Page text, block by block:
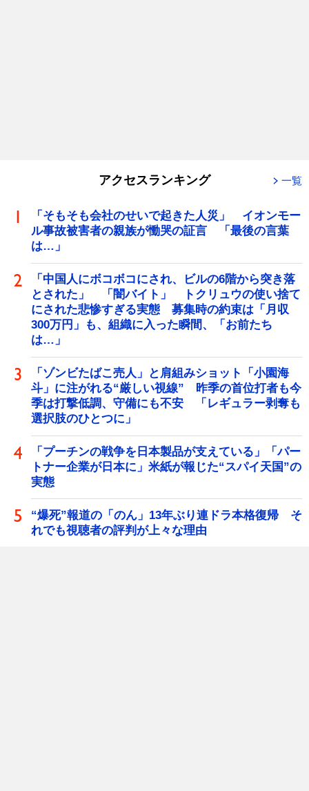
アクセスランキング 一覧
「そもそも会社のせいで起きた人災」 イオンモー
ル事故被害者の親族が慟哭の証言 「最後の言葉
は…」
「中国人にボコボコにされ、ビルの6階から突き落
とされた」 「闇バイト」 トクリュウの使い捨て
にされた悲惨すぎる実態 募集時の約束は「月収
300万円」も、組織に入った瞬間、「お前たち
は…」
「ゾンビたばこ売人」と肩組みショット「小園海
斗」に注がれる“厳しい視線” 昨季の首位打者も今
季は打撃低調、守備にも不安 「レギュラー剥奪も
選択肢のひとつに」
「プーチンの戦争を日本製品が支えている」「パー
トナー企業が日本に」米紙が報じた“スパイ天国”の
実態
“爆死”報道の「のん」13年ぶり連ドラ本格復帰 そ
れでも視聴者の評判が上々な理由